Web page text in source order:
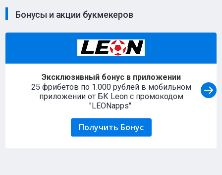
Бонусы и акции букмекеров
Эксклюзивный бонус в приложении
25 фрибетов по 1.000 рублей в мобильном
приложении от БК Leon с промокодом
"LEONapps".
Получить Бонус